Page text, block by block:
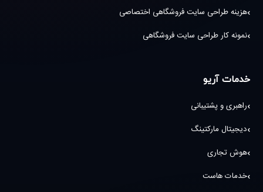
هزینه طراحی سایت فروشگاهی اختصاصی
نمونه کار طراحی سایت فروشگاهی
خدمات آریو
راهبری و پشتیبانی
دیجیتال مارکتینگ
هوش تجاری
خدمات هاست